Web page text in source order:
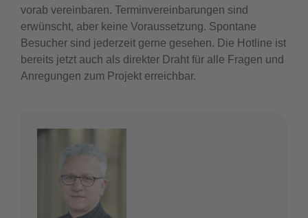
vorab vereinbaren. Terminvereinbarungen sind
erwünscht, aber keine Voraussetzung. Spontane
Besucher sind jederzeit gerne gesehen. Die Hotline ist
bereits jetzt auch als direkter Draht für alle Fragen und
Anregungen zum Projekt erreichbar.